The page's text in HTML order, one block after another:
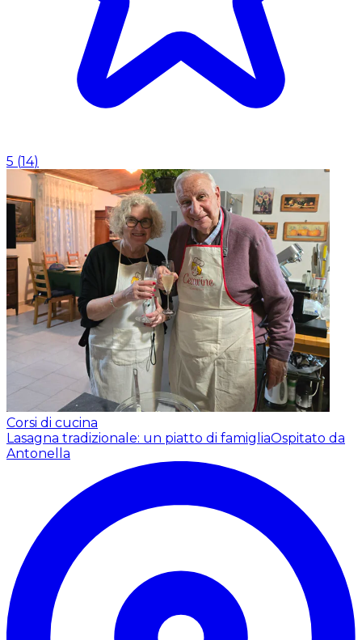
5 (14)
Corsi di cucina
Lasagna tradizionale: un piatto di famigliaOspitato da
Antonella